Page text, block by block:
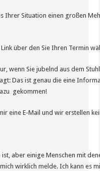
Ihrer Situation einen großen
über den Sie Ihren Termin
wenn Sie jubelnd aus dem
Das ist genau die eine
gekommen!
eine E-Mail und wir erstellen
aber einige Menschen mit
wirklich melde. Ich kann es